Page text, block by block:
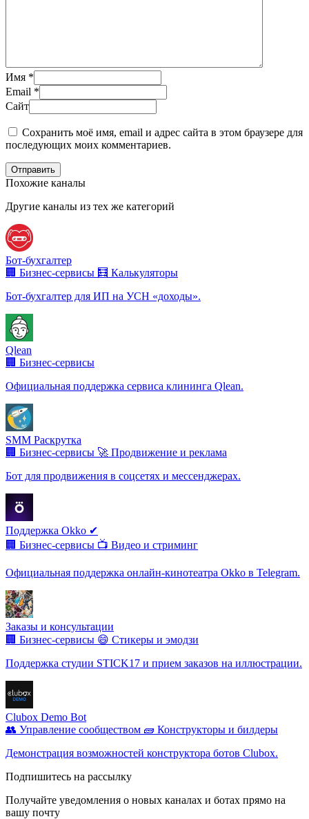
Имя *
Email *
Сайт
Сохранить моё имя, email и адрес сайта в этом браузере для
последующих моих комментариев.
Отправить
Похожие каналы
Другие каналы из тех же категорий
Бот-бухгалтер
🏢 Бизнес-сервисы 🧮 Калькуляторы
Бот-бухгалтер для ИП на УСН «доходы».
Qlean
🏢 Бизнес-сервисы
Официальная поддержка сервиса клининга Qlean.
SMM Раскрутка
🏢 Бизнес-сервисы 🚀 Продвижение и реклама
Бот для продвижения в соцсетях и мессенджерах.
Поддержка Okko ✔
🏢 Бизнес-сервисы 📺 Видео и стриминг
Официальная поддержка онлайн-кинотеатра Okko в Telegram.
Заказы и консультации
🏢 Бизнес-сервисы 😄 Стикеры и эмодзи
Поддержка студии STICK17 и прием заказов на иллюстрации.
Clubox Demo Bot
👥 Управление сообществом 🧱 Конструкторы и билдеры
Демонстрация возможностей конструктора ботов Clubox.
Подпишитесь на рассылку
Получайте уведомления о новых каналах и ботаx прямо на
вашу почту